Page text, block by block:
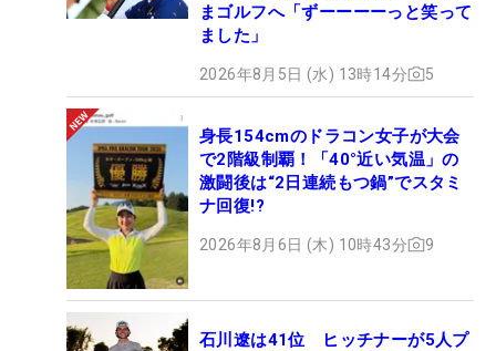
まゴルフへ「ずーーーーっと笑って
ました」
2026年8月5日 (水) 13時14分 5
身長154cmのドラコン女子が大会
で2階級制覇！「40°近い気温」の
激闘後は“2日連続もつ鍋”でスタミ
ナ回復!?
2026年8月6日 (木) 10時43分 9
石川遼は41位 ヒッチナーが5人プ